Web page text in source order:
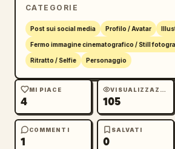
CATEGORIE
Post sui social media Profilo / Avatar
Fermo immagine cinematografico / Still
Ritratto / Selfie Personaggio
MI PIACE
4
VISUALIZZAZIONI
105
COMMENTI
1
SALVATI
0